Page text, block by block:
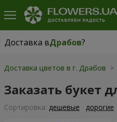
Доставка вДрабов?
Доставка вДрабов|
Доставка цветов в г. Драбов
Заказать букет
Cортировка: дешевые дорогие